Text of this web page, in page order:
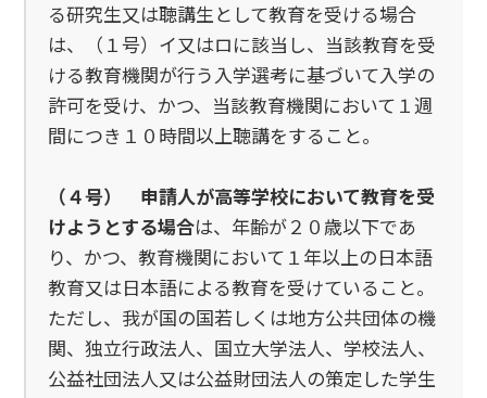
る研究生又は聴講生として教育を受ける場合
は、（１号）イ又はロに該当し、当該教育を受
ける教育機関が行う入学選考に基づいて入学の
許可を受け、かつ、当該教育機関において１週
間につき１０時間以上聴講をすること。
（４号）
申請人が高等学校において教育を受
けようとする場合は、年齢が２０歳以下であ
り、かつ、教育機関において１年以上の日本語
教育又は日本語による教育を受けていること。
ただし、我が国の国若しくは地方公共団体の機
関、独立行政法人、国立大学法人、学校法人、
公益社団法人又は公益財団法人の策定した学生